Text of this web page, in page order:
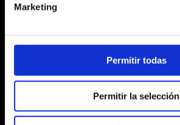
Marketing
Permitir todas
Permitir la selección
luz a voluntad.
NUESTRAS REDES